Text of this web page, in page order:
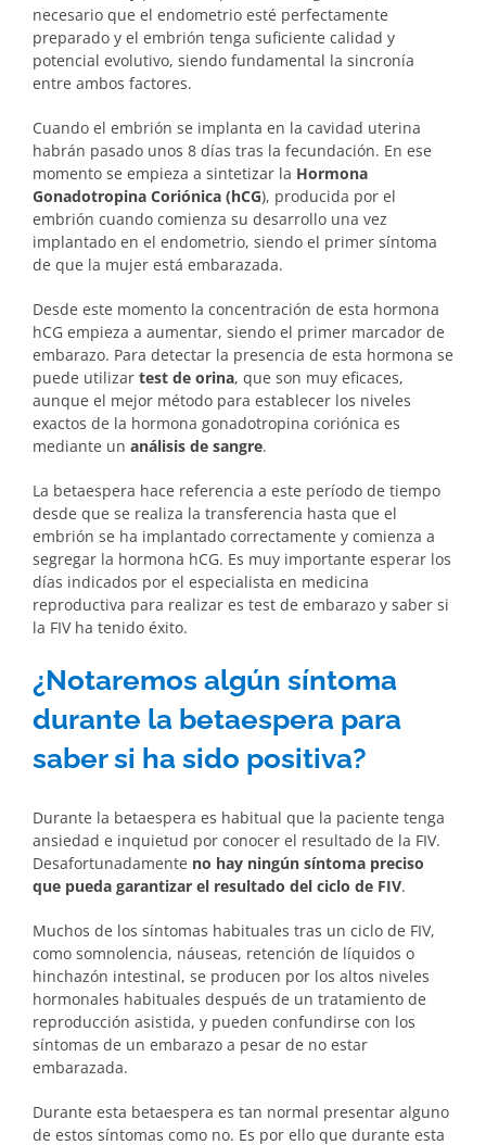
necesario que el endometrio esté perfectamente
preparado y el embrión tenga suficiente calidad y
potencial evolutivo, siendo fundamental la sincronía
entre ambos factores.
Cuando el embrión se implanta en la cavidad uterina
habrán pasado unos 8 días tras la fecundación. En ese
momento se empieza a sintetizar la Hormona
Gonadotropina Coriónica (hCG), producida por el
embrión cuando comienza su desarrollo una vez
implantado en el endometrio, siendo el primer síntoma
de que la mujer está embarazada.
Desde este momento la concentración de esta hormona
hCG empieza a aumentar, siendo el primer marcador de
embarazo. Para detectar la presencia de esta hormona se
puede utilizar test de orina, que son muy eficaces,
aunque el mejor método para establecer los niveles
exactos de la hormona gonadotropina coriónica es
mediante un análisis de sangre.
La betaespera hace referencia a este período de tiempo
desde que se realiza la transferencia hasta que el
embrión se ha implantado correctamente y comienza a
segregar la hormona hCG. Es muy importante esperar los
días indicados por el especialista en medicina
reproductiva para realizar es test de embarazo y saber si
la FIV ha tenido éxito.
¿Notaremos algún síntoma
durante la betaespera para
saber si ha sido positiva?
Durante la betaespera es habitual que la paciente tenga
ansiedad e inquietud por conocer el resultado de la FIV.
Desafortunadamente no hay ningún síntoma preciso
que pueda garantizar el resultado del ciclo de FIV.
Muchos de los síntomas habituales tras un ciclo de FIV,
como somnolencia, náuseas, retención de líquidos o
hinchazón intestinal, se producen por los altos niveles
hormonales habituales después de un tratamiento de
reproducción asistida, y pueden confundirse con los
síntomas de un embarazo a pesar de no estar
embarazada.
Durante esta betaespera es tan normal presentar alguno
de estos síntomas como no. Es por ello que durante esta